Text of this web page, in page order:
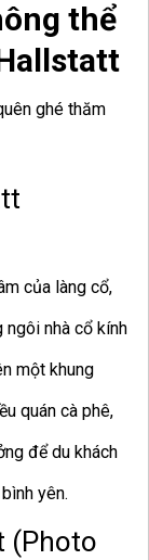
thể
ghé thăm
của làng cổ,
nhà cổ kính
một khung
quán cà phê,
để du khách
yên.
(Photo